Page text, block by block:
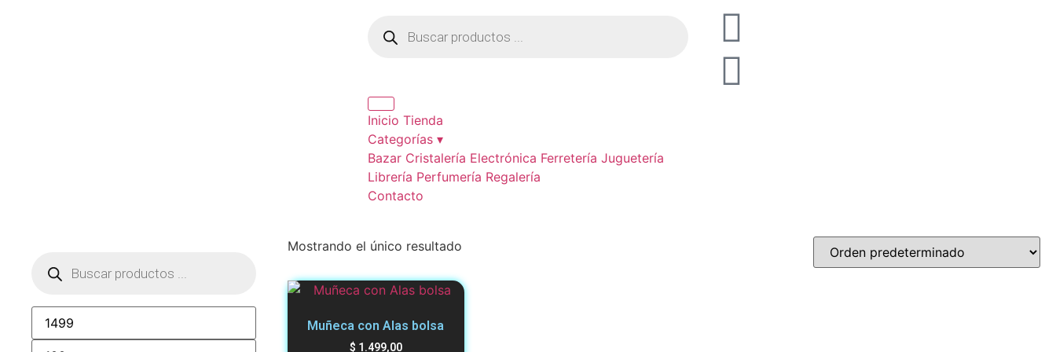
Inicio Tienda
Categorías ▾
Bazar Cristalería Electrónica Ferretería Juguetería
Librería Perfumería Regalería
Contacto
Mostrando el único resultado
Muñeca con Alas bolsa
$ 1.499,00